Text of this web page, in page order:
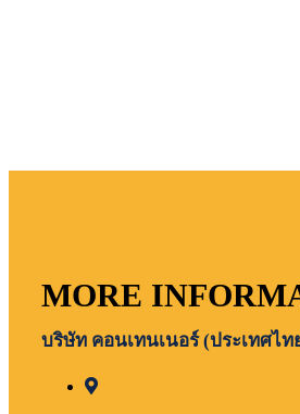
MORE
บริษัท คอนเทนเนอร์ (ประเทศไท